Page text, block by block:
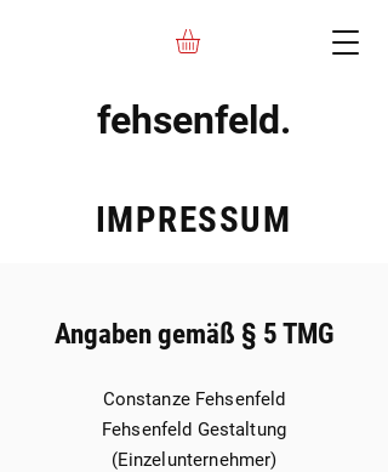
fehsenfeld.
IMPRESSUM
Angaben gemäß § 5 TMG
Constanze Fehsenfeld
Fehsenfeld Gestaltung
(Einzelunternehmer)